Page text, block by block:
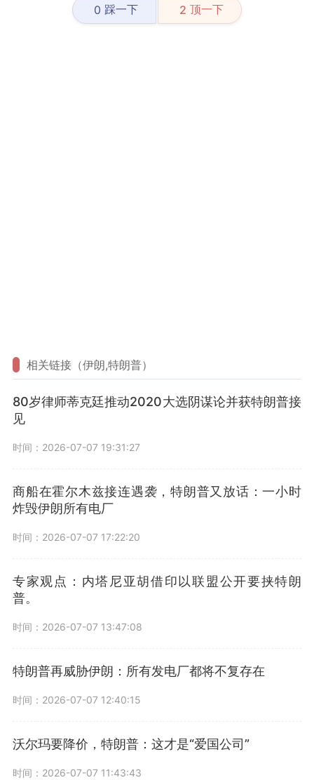
0 踩一下 2 顶一下
相关链接（伊朗,特朗普）
80岁律师蒂克廷推动2020大选阴谋论并获特朗普接
见
时间：2026-07-07 19:31:27
商船在霍尔木兹接连遇袭，特朗普又放话：一小时
炸毁伊朗所有电厂
时间：2026-07-07 17:22:20
专家观点：内塔尼亚胡借印以联盟公开要挟特朗
普。
时间：2026-07-07 13:47:08
特朗普再威胁伊朗：所有发电厂都将不复存在
时间：2026-07-07 12:40:15
沃尔玛要降价，特朗普：这才是“爱国公司”
时间：2026-07-07 11:43:43